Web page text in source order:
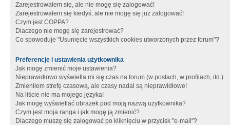
Zarejestrowałem się, ale nie mogę się zalogować!
Zarejestrowałem się kiedyś, ale nie mogę się już zalogować!
Czym jest COPPA?
Dlaczego nie mogę się zarejestrować?
Co spowoduje "Usunięcie wszystkich cookies utworzonych przez forum"?
Preferencje i ustawienia użytkownika
Jak mogę zmienić moje ustawienia?
Nieprawidłowo wyświetla mi się czas na forum (w postach, w profilach, itd.)
Zmieniłem strefę czasową, ale czasy nadal są nieprawidłowe!
Na liście nie ma mojego języka!
Jak mogę wyświetlać obrazek pod moją nazwą użytkownika?
Czym jest moja ranga i jak mogę ją zmienić?
Dlaczego muszę się zalogować po kliknięciu w przycisk "e-mail"?